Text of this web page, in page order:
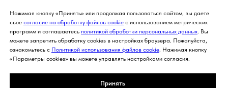
Условия продажи
Политика возврата
Новости и акции
веб-сайтом. Если вы не хотите
использовать файлы cookie,
измените настройки браузера.
Пожалуйста, ознакомьтесь c
Политикой использования файлов
cookie.
Порядок обработки Ваших
персональных данных и меры по их
Нажимая кнопку «Принять» или продолжая пользоваться сайтом, вы даете
свое согласие на обработку файлов cookie с использованием метрических
программ и соглашаетесь политикой обработки персональных данных. Вы
можете запретить обработку cookies в настройках браузера. Пожалуйста,
ознакомьтесь с Политикой использования файлов cookie. Нажимая кнопку
«Параметры cookies» вы можете управлять настройками согласия.
Принять